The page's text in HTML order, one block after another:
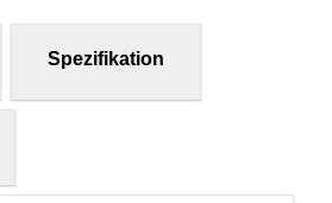
Spezifikation